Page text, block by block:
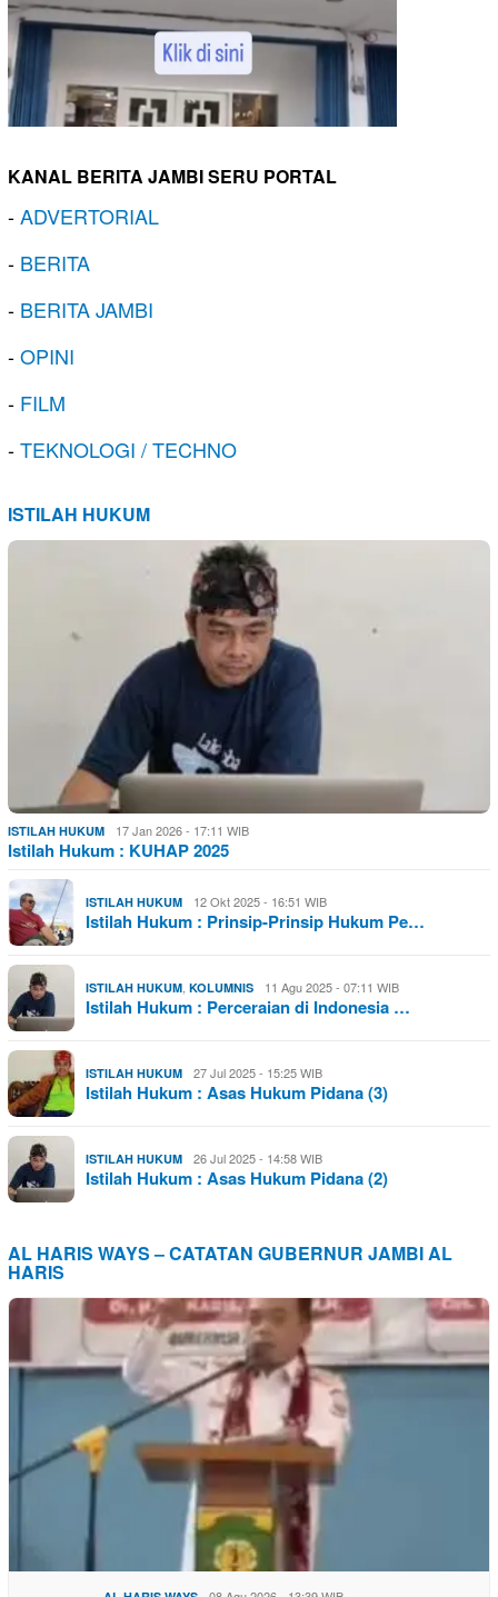
KANAL BERITA JAMBI SERU PORTAL
-ADVERTORIAL
- BERITA
- BERITA JAMBI
-OPINI
- FILM
-TEKNOLOGI / TECHNO
ISTILAH HUKUM
ISTILAH HUKUM 17 Jan 2026 - 17:11 WIB
Istilah Hukum : KUHAP 2025
ISTILAH HUKUM 12 Okt 2025 - 16:51 WIB
Istilah Hukum : Prinsip-Prinsip Hukum Pe…
ISTILAH HUKUM KOLUMNIS 11 Agu 2025 - 07:11 WIB
Istilah Hukum : Perceraian di Indonesia …
ISTILAH HUKUM 27 Jul 2025 - 15:25 WIB
Istilah Hukum : Asas Hukum Pidana (3)
ISTILAH HUKUM 26 Jul 2025 - 14:58 WIB
Istilah Hukum : Asas Hukum Pidana (2)
AL HARIS WAYS – CATATAN GUBERNUR JAMBI AL
HARIS